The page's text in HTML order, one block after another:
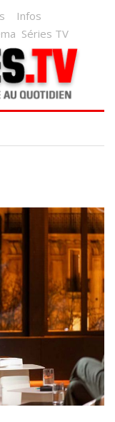
Infos
Séries TV